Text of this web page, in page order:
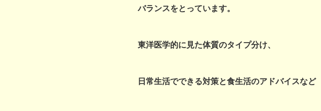
バランスをとっています。
東洋医学的に見た体質のタイプ分け、
日常生活でできる対策と食生活のアドバイスなど